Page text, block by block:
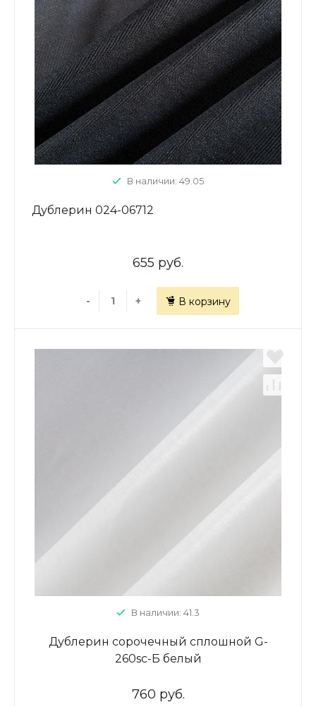
В наличии: 49.05
Дублерин 024-06712
655 руб.
- + В корзину
В наличии: 41.3
Дублерин сорочечный сплошной G-
260sc-Б белый
760 руб.